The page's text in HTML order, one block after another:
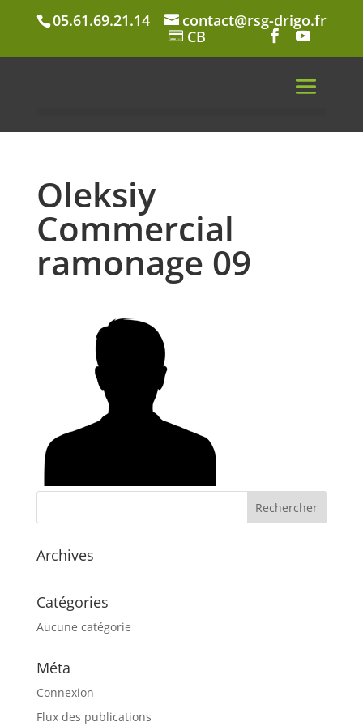
05.61.69.21.14
contact@rsg-drigo.fr
CB
Oleksiy
Commercial
ramonage 09
Archives
Catégories
Aucune catégorie
Méta
Connexion
Flux des publications